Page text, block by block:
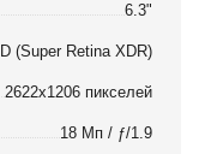
6.3"
(Super Retina XDR)
2622x1206 пикселей
18 Мп / ƒ/1.9